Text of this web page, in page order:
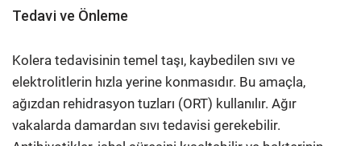
Tedavi ve Önleme
Kolera tedavisinin temel taşı, kaybedilen sıvı ve
elektrolitlerin hızla yerine konmasıdır. Bu amaçla,
ağızdan rehidrasyon tuzları (ORT) kullanılır. Ağır
vakalarda damardan sıvı tedavisi gerekebilir.